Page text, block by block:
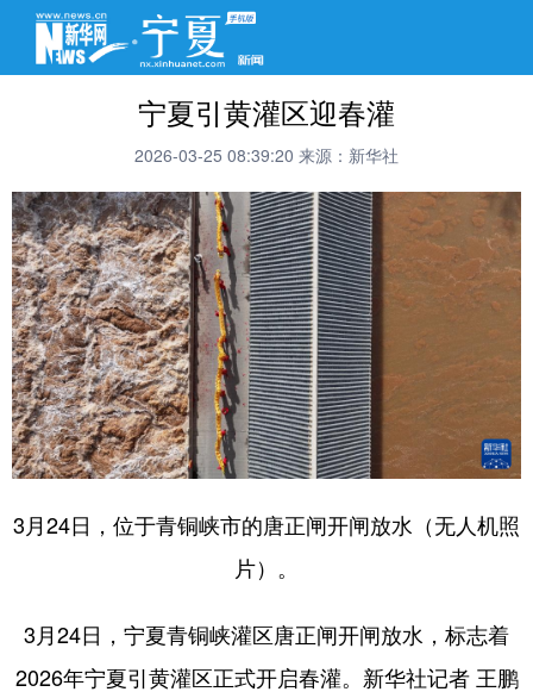
宁夏引黄灌区迎春灌
2026-03-25 08:39:20 来源：新华社
3月24日，位于青铜峡市的唐正闸开闸放水（无人机照
片）。
3月24日，宁夏青铜峡灌区唐正闸开闸放水，标志着
2026年宁夏引黄灌区正式开启春灌。新华社记者 王鹏